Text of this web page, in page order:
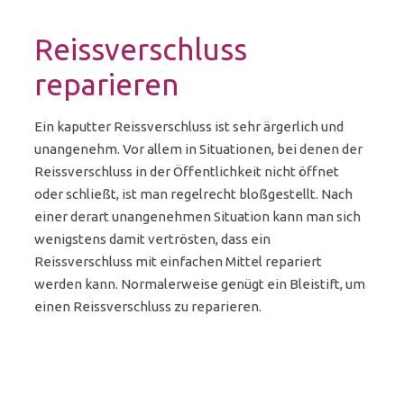
Reissverschluss
reparieren
Ein kaputter Reissverschluss ist sehr ärgerlich und
unangenehm. Vor allem in Situationen, bei denen der
Reissverschluss in der Öffentlichkeit nicht öffnet
oder schließt, ist man regelrecht bloßgestellt. Nach
einer derart unangenehmen Situation kann man sich
wenigstens damit vertrösten, dass ein
Reissverschluss mit einfachen Mittel repariert
werden kann. Normalerweise genügt ein Bleistift, um
einen Reissverschluss zu reparieren.